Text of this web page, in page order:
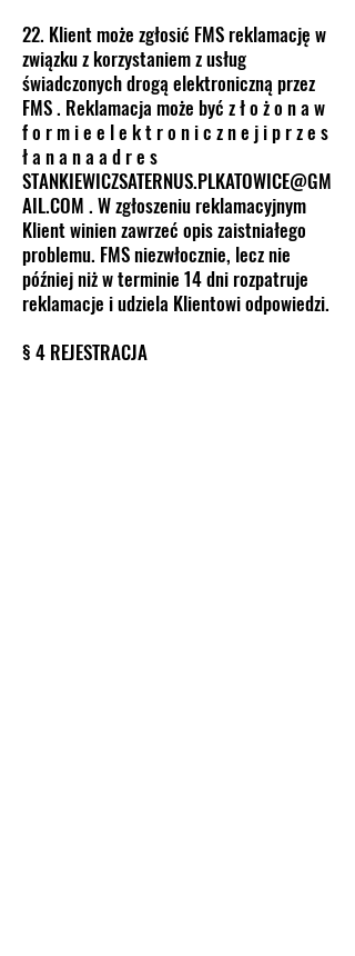
22. Klient może zgłosić FMS reklamację w
związku z korzystaniem z usług
świadczonych drogą elektroniczną przez
FMS . Reklamacja może być z ł o ż o n a w
f o r m i e e l e k t r o n i c z n e j i p r z e s
ł a n a n a a d r e s
STANKIEWICZSATERNUS.PLKATOWICE@GM
AIL.COM . W zgłoszeniu reklamacyjnym
Klient winien zawrzeć opis zaistniałego
problemu. FMS niezwłocznie, lecz nie
później niż w terminie 14 dni rozpatruje
reklamacje i udziela Klientowi odpowiedzi.
§ 4 REJESTRACJA